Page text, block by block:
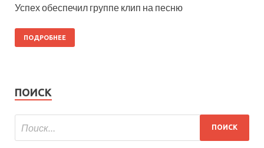
Успех обеспечил группе клип на песню
ПОДРОБНЕЕ
ПОИСК